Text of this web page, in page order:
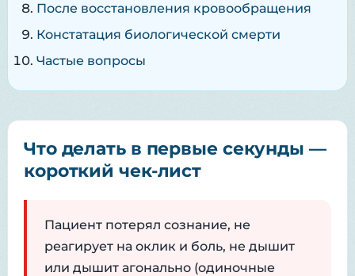
После восстановления кровообращения
Констатация биологической смерти
Частые вопросы
Что делать в первые секунды —
короткий чек-лист
Пациент потерял сознание, не
реагирует на оклик и боль, не дышит
или дышит агонально (одиночные